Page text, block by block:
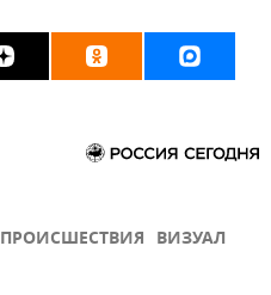
ПРОИСШЕСТВИЯ ВИЗУАЛ